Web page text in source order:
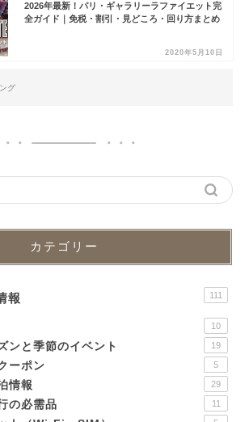
2026年最新！パリ・ギャラリーラファイエット完
全ガイド｜免税・割引・見どころ・回り方まとめ
2020年5月10日
グ
カテゴリー
報 111
10
ンと季節のイベント 19
ーポン 5
情報 29
の必需品 11